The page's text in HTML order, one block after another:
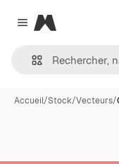
Close menu
Magnific
Accueil/Stock/Vecteurs/